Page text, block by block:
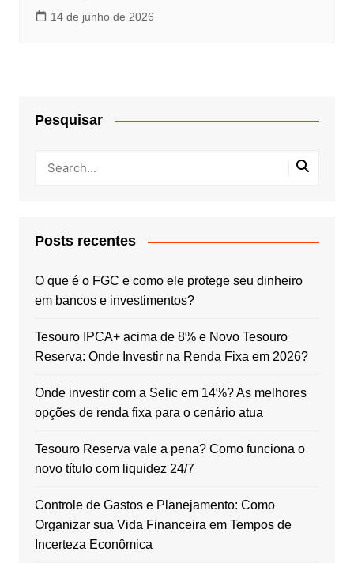
14 de junho de 2026
Pesquisar
Posts recentes
O que é o FGC e como ele protege seu dinheiro
em bancos e investimentos?
Tesouro IPCA+ acima de 8% e Novo Tesouro
Reserva: Onde Investir na Renda Fixa em 2026?
Onde investir com a Selic em 14%? As melhores
opções de renda fixa para o cenário atua
Tesouro Reserva vale a pena? Como funciona o
novo título com liquidez 24/7
Controle de Gastos e Planejamento: Como
Organizar sua Vida Financeira em Tempos de
Incerteza Econômica